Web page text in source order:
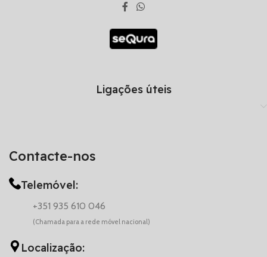
Contacte-nos
Telemóvel:
+351 935 610 046
(Chamada para a rede móvel nacional)
Localização:
Ligações úteis